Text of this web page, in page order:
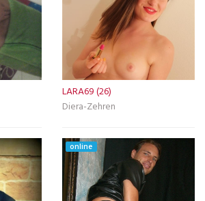
LARA69 (26)
Diera-Zehren
online